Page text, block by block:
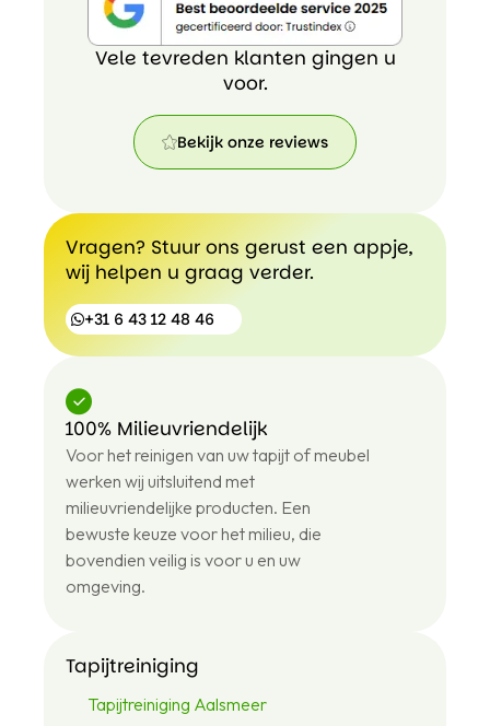
Vele tevreden klanten gingen u
voor.
Bekijk onze reviews
reviews
Vragen? Stuur ons gerust een appje,
wij helpen u graag verder.
+31 6 43 12 48 46
+31
6
43
12
48
46
100% Milieuvriendelijk
Voor het reinigen van uw tapijt of meubel
werken wij uitsluitend met
milieuvriendelijke producten. Een
bewuste keuze voor het milieu, die
bovendien veilig is voor u en uw
omgeving.
Tapijtreiniging
Tapijtreiniging Aalsmeer